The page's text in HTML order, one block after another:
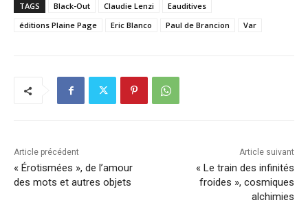
TAGS Black-Out Claudie Lenzi
Eauditives
éditions Plaine Page
Eric Blanco Paul de Brancion Var
Article précédent
« Érotismées », de l’amour
des mots et autres objets
Article suivant
« Le train des infinités
froides », cosmiques
alchimies